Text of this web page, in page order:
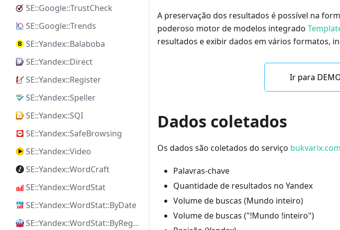
SE::Google::TrustCheck
SE::Google::Trends
SE::Yandex::Balaboba
SE::Yandex::Direct
SE::Yandex::Register
SE::Yandex::Speller
SE::Yandex::SQI
SE::Yandex::SafeBrowsing
SE::Yandex::Video
SE::Yandex::WordCraft
SE::Yandex::WordStat
SE::Yandex::WordStat::ByDate
SE::Yandex::WordStat::ByRegion
A preservação dos resultados é possível na
poderoso motor de modelos integrado
resultados e exibir dados em vários formatos,
Ir para
Dados coletados
Os dados são coletados do serviço bukvarix.com
Palavras-chave
Quantidade de resultados no Yandex
Volume de buscas (Mundo inteiro)
Volume de buscas ("!Mundo !inteiro")